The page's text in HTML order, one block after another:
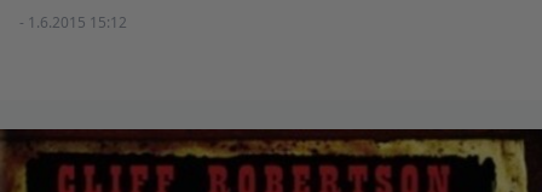
- 1.6.2015 15:12